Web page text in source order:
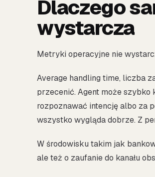
Dlaczego
wystarcza
Metryki operacyjne nie
Average handling time, liczba
przecenić. Agent może szybko
rozpoznawać intencję albo za
wszystko wygląda dobrze. Z
W środowisku takim jak
ale też o zaufanie do kanału